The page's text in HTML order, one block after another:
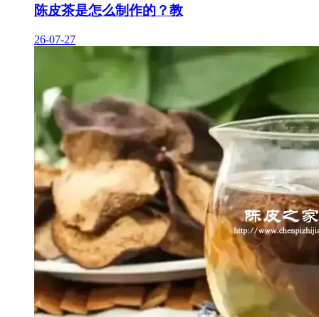
陈皮茶是怎么制作的？教
26-07-27